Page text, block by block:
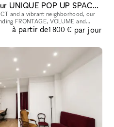
Elevate your Brand with our UNIQUE POP UP SPACE in PARIS Marais
and a vibrant neighborhood, our
FRONTAGE, VOLUME and
location is very interesting as it is on a real sho
à partir de1 800 € par jour